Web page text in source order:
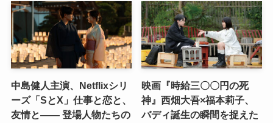
中島健人主演、Netflixシリ
ーズ「SとX」仕事と恋と、
友情と―― 登場人物たちの
映画『時給三〇〇円の死
神』西畑大吾×福本莉子、
バディ誕生の瞬間を捉えた